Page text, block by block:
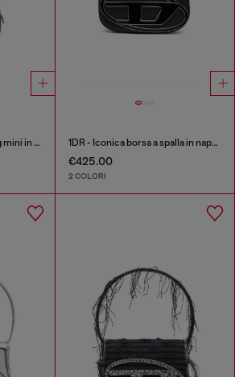
1DR Dome- Borsa bowling mini in pelle 1DR - Iconica borsa a spalla in nappa
€425.00
2 COLORI